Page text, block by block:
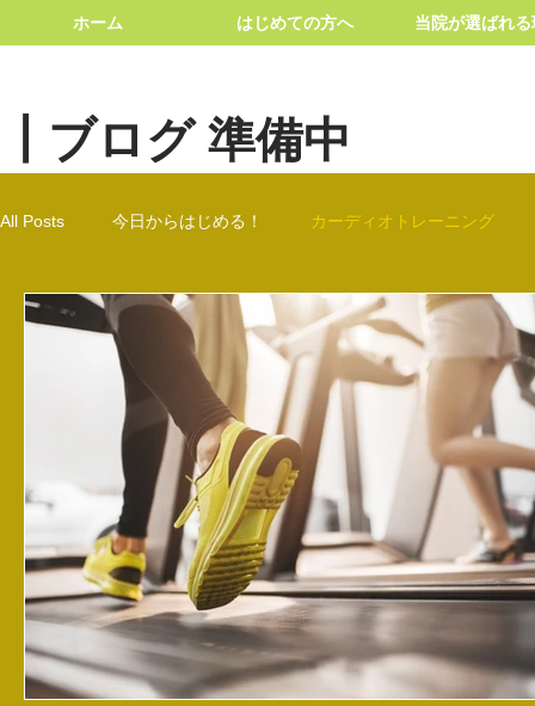
ホーム はじめての方へ 当院が選ばれ
┃ブログ 準備中
All Posts 今日からはじめる！ カーディオトレーニング